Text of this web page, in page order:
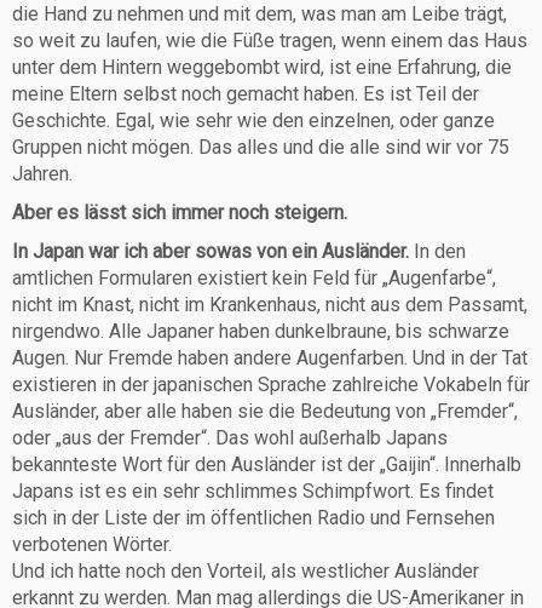
die Hand zu nehmen und mit dem, was man am Leibe trägt,
so weit zu laufen, wie die Füße tragen, wenn einem das Haus
unter dem Hintern weggebombt wird, ist eine Erfahrung, die
meine Eltern selbst noch gemacht haben. Es ist Teil der
Geschichte. Egal, wie sehr wie den einzelnen, oder ganze
Gruppen nicht mögen. Das alles und die alle sind wir vor 75
Jahren.
Aber es lässt sich immer noch steigern.
In Japan war ich aber sowas von ein Ausländer. In den
amtlichen Formularen existiert kein Feld für „Augenfarbe“,
nicht im Knast, nicht im Krankenhaus, nicht aus dem Passamt,
nirgendwo. Alle Japaner haben dunkelbraune, bis schwarze
Augen. Nur Fremde haben andere Augenfarben. Und in der Tat
existieren in der japanischen Sprache zahlreiche Vokabeln für
Ausländer, aber alle haben sie die Bedeutung von „Fremder“,
oder „aus der Fremder“. Das wohl außerhalb Japans
bekannteste Wort für den Ausländer ist der „Gaijin“. Innerhalb
Japans ist es ein sehr schlimmes Schimpfwort. Es findet
sich in der Liste der im öffentlichen Radio und Fernsehen
verbotenen Wörter.
Und ich hatte noch den Vorteil, als westlicher Ausländer
erkannt zu werden. Man mag allerdings die US-Amerikaner in